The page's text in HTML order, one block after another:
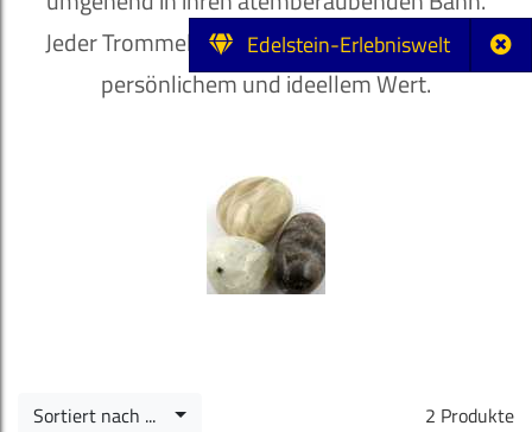
Edelstein-Erlebniswelt
Jeder Trommelstein ist ein Unikat mit hohem
persönlichem und ideellem Wert.
2 Produkte
Sortiert nach ...